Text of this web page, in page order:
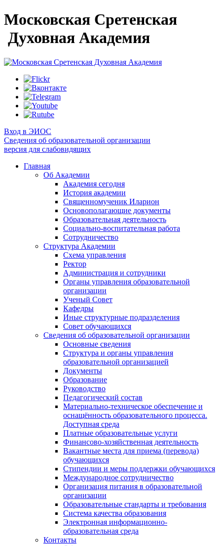
Московская Сретенская
Духовная Академия
Вход в ЭИОС
Сведения об образовательной организации
версия для слабовидящих
Главная
Об Академии
Академия сегодня
История академии
Священномученик Иларион
Основополагающие документы
Образовательная деятельность
Социально-воспитательная работа
Сотрудничество
Структура Академии
Схема управления
Ректор
Администрация и сотрудники
Органы управления образовательной
организации
Ученый Совет
Кафедры
Иные структурные подразделения
Совет обучающихся
Сведения об образовательной организации
Основные сведения
Структура и органы управления
образовательной организацией
Документы
Образование
Руководство
Педагогический состав
Материально-техническое обеспечение и
оснащённость образовательного процесса.
Доступная среда
Платные образовательные услуги
Финансово-хозяйственная деятельность
Вакантные места для приема (перевода)
обучающихся
Стипендии и меры поддержки обучающихся
Международное сотрудничество
Организация питания в образовательной
организации
Образовательные стандарты и требования
Система качества образования
Электронная информационно-
образовательная среда
Контакты